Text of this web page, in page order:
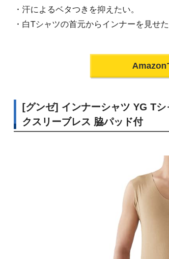
・汗によるベタつきを抑えたい。
・白Tシャツの首元からインナーを見せた
Amazon
[グンゼ] インナーシャツ YG T
クスリーブレス 脇パッド付